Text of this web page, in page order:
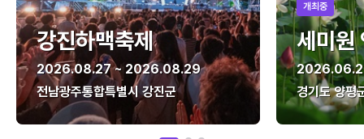
강진하맥축제
2026.08.27 ~ 2026.08.29
전남광주통합특별시 강진군
개최중
세미원
경기도 양평